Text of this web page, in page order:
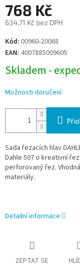
768 Kč
634,71 Kč bez DPH
Měrná
cena:
Kód: 00960-20068
EAN: 4007885009605
Skladem -
Možnosti doručení
Sada řezacích hlav
Dahle 507 o kreativní
perforovaný řez.
materiály.
Detailní informace
ZEPTAT SE